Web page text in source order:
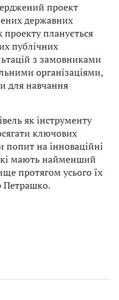
проект
державних
проекту планується
публічних
з замовниками
організаціями,
для навчання
як інструменту
ключових
на інноваційні
мають найменший
протягом усього їх
Петрашко.